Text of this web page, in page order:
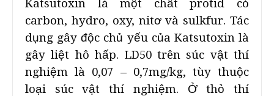
Katsutoxin là một chất protid có
carbon, hydro, oxy, nitơ và sulkfur. Tác
dụng gây độc chủ yếu của Katsutoxin là
gây liệt hô hấp. LD50 trên súc vật thí
nghiệm là 0,07 – 0,7mg/kg, tùy thuộc
loại súc vật thí nghiệm. Ở thỏ thí